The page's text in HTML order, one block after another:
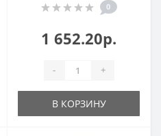
0
1 652.20р.
- +
В КОРЗИНУ